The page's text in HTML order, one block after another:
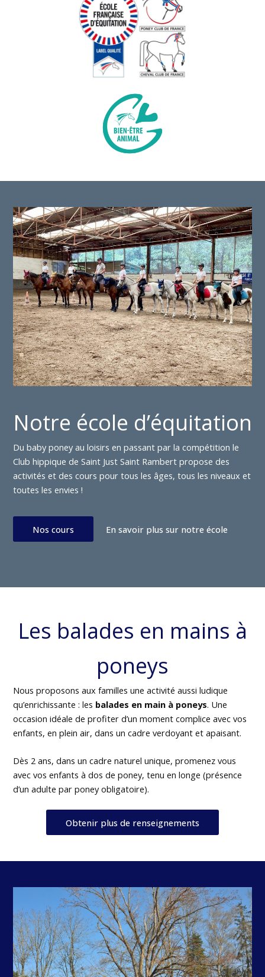
Notre école d’équitation
Du baby poney au loisirs en passant par la compétition le
Club hippique de Saint Just Saint Rambert propose des
activités et des cours pour tous les âges, tous les niveaux et
toutes les envies !
Nos cours En savoir plus sur notre école
Les balades en mains à
poneys
Nous proposons aux familles une activité aussi ludique
qu’enrichissante : les balades en main à poneys. Une
occasion idéale de profiter d’un moment complice avec vos
enfants, en plein air, dans un cadre verdoyant et apaisant.
Dès 2 ans, dans un cadre naturel unique, promenez vous
avec vos enfants à dos de poney, tenu en longe (présence
d’un adulte par poney obligatoire).
Obtenir plus de renseignements